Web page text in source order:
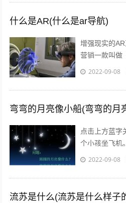
定...
什么是AR(什么是ar导航)
增强现实的
营销一款叫做
美火了，在还
经...
2022-09-08
点击上方蓝字
个小孩坐飞机
丢手绢。你拍
你...
2022-09-08
流苏是什么(流苏是什么样子